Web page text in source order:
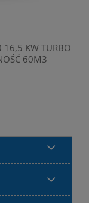
16,5 KW TURBO
60M3